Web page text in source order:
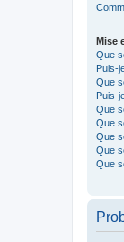
Mise
Que
Puis-
Que
Puis-
Que
Que
Que
Que
Que